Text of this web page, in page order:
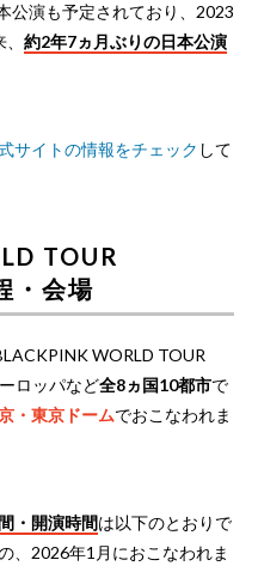
公演も予定されており、2023
約2年7ヵ月ぶりの日本公演
サイトの情報をチェック して
TOUR
・会場
WORLD TOUR
ロッパなど全8ヵ国10都市で
・東京ドームでおこなわれま
・開演時間は以下のとおりで
、2026年1月におこなわれま